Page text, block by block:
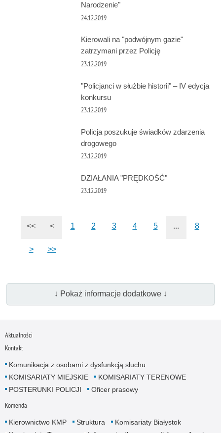
Narodzenie"
24.12.2019
Kierowali na "podwójnym gazie"
zatrzymani przez Policję
23.12.2019
"Policjanci w służbie historii" – IV edycja
konkursu
23.12.2019
Policja poszukuje świadków zdarzenia
drogowego
23.12.2019
DZIAŁANIA "PRĘDKOŚĆ"
23.12.2019
<< < 1 2 3 4 5 ... 8
> >>
↓ Pokaż informacje dodatkowe ↓
Aktualności
Kontakt
Komunikacja z osobami z dysfunkcją słuchu
KOMISARIATY MIEJSKIE
KOMISARIATY TERENOWE
POSTERUNKI POLICJI
Oficer prasowy
Komenda
Kierownictwo KMP Struktura
Komisariaty Białystok